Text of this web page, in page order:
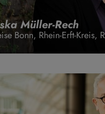
Müller-Rech
Bonn, Rhein-Erft-Kreis,